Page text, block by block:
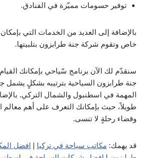
توفير حسومات مميّزة في الفنادق.
بالإضافة إلى العديد من الخدمات التي
خاص وتقوم شركة جنة طرابزون بتلبيتها.
سنقدّم لك الآن برنامج سّياحي بإمكانك
جنة طرابزون السياحية بترتيبه بشكلٍ يشمل
المهمة في اسطنبول والشمال التركي.
طويلاً، حيث بإمكانك التعرف على أهم معالم
وقضاء رحلةٍ لا تنسى.
قد يهمك: مكاتب سياحة في تركيا | افضل